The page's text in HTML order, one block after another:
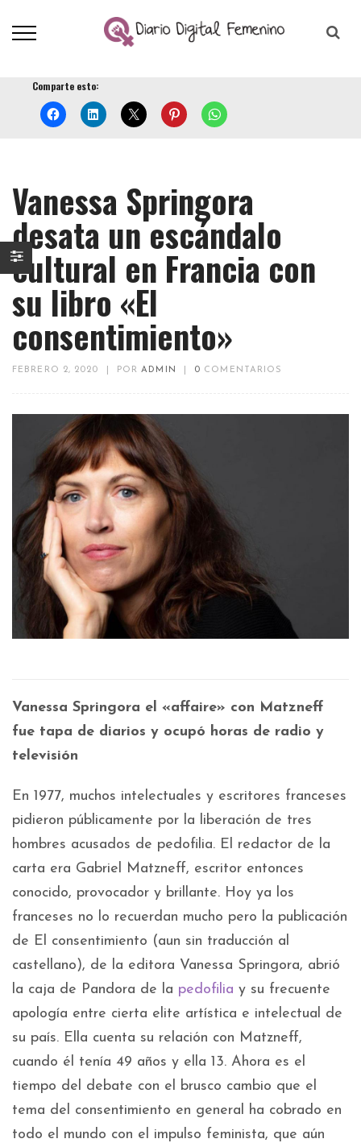
Comparte esto:
Vanessa Springora
desata un escándalo
cultural en Francia con
su libro «El
consentimiento»
FEBRERO 2, 2020 PORADMIN 0 COMENTARIOS
Vanessa Springora el «affaire» con Matzneff
fue tapa de diarios y ocupó horas de radio y
televisión
En 1977, muchos intelectuales y escritores franceses
pidieron públicamente por la liberación de tres
hombres acusados de pedofilia. El redactor de la
carta era Gabriel Matzneff, escritor entonces
conocido, provocador y brillante. Hoy ya los
franceses no lo recuerdan mucho pero la publicación
de El consentimiento (aun sin traducción al
castellano), de la editora Vanessa Springora, abrió
la caja de Pandora de la pedofilia y su frecuente
apología entre cierta elite artística e intelectual de
su país. Ella cuenta su relación con Matzneff,
cuando él tenía 49 años y ella 13. Ahora es el
tiempo del debate con el brusco cambio que el
tema del consentimiento en general ha cobrado en
todo el mundo con el impulso feminista, que aún